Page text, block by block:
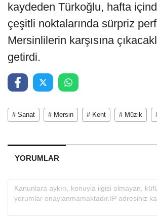
kaydeden Türkoğlu, hafta
çeşitli noktalarında sürpriz
Mersinlilerin karşısına
getirdi.
# Sanat # Mersin # Kent # Müzik
YORUMLAR